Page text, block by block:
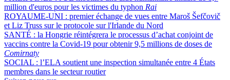
million d'euros pour les victimes du typhon Rai
ROYAUME-UNI : premier échange de vues entre Maroš Šefčovič
et Liz Truss sur le protocole sur l'Irlande du Nord
SANTÉ : la Hongrie réintégrera le processus d’achat conjoint de
vaccins contre la Covid-19 pour obtenir 9,5 millions de doses de
Comirnaty
SOCIAL : l’ELA soutient une inspection simultanée entre 4 États
membres dans le secteur routier